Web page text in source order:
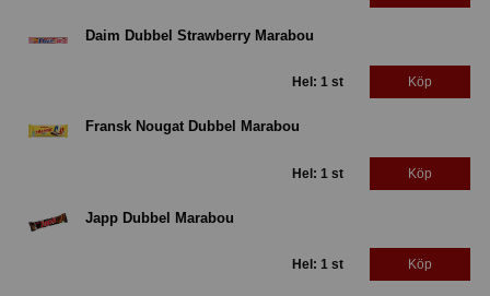
Daim Dubbel Strawberry Marabou
Hel: 1 st Köp
Fransk Nougat Dubbel Marabou
Hel: 1 st Köp
Japp Dubbel Marabou
Hel: 1 st Köp